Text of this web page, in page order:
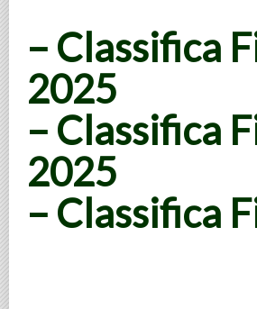
– Classifica
2025
– Classifica
2025
– Classifica